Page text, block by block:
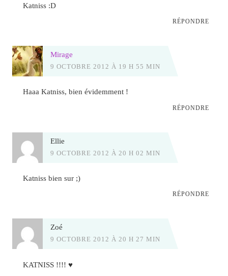
Katniss :D
RÉPONDRE
Mirage
9 OCTOBRE 2012 À 19 H 55 MIN
Haaa Katniss, bien évidemment !
RÉPONDRE
Ellie
9 OCTOBRE 2012 À 20 H 02 MIN
Katniss bien sur ;)
RÉPONDRE
Zoé
9 OCTOBRE 2012 À 20 H 27 MIN
KATNISS !!!! ♥